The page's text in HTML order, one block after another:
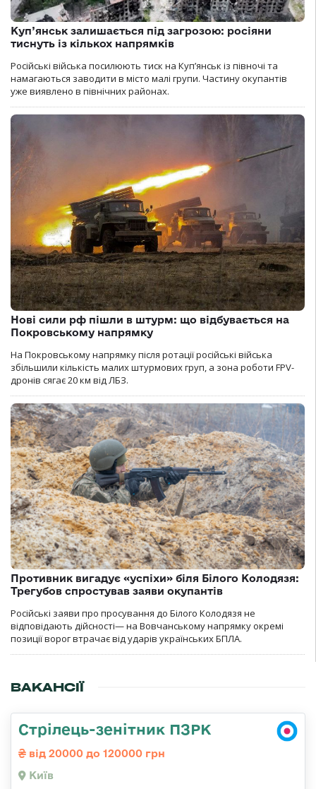
Куп’янськ залишається під загрозою: росіяни
тиснуть із кількох напрямків
Російські війська посилюють тиск на Куп’янськ із півночі та
намагаються заводити в місто малі групи. Частину окупантів
уже виявлено в північних районах.
Нові сили рф пішли в штурм: що відбувається на
Покровському напрямку
На Покровському напрямку після ротації російські війська
збільшили кількість малих штурмових груп, а зона роботи FPV-
дронів сягає 20 км від ЛБЗ.
Противник вигадує «успіхи» біля Білого Колодязя:
Трегубов спростував заяви окупантів
Російські заяви про просування до Білого Колодязя не
відповідають дійсності— на Вовчанському напрямку окремі
позиції ворог втрачає від ударів українських БПЛА.
ВАКАНСІЇ
Стрілець-зенітник ПЗРК
від 20000 до 120000 грн
Київ